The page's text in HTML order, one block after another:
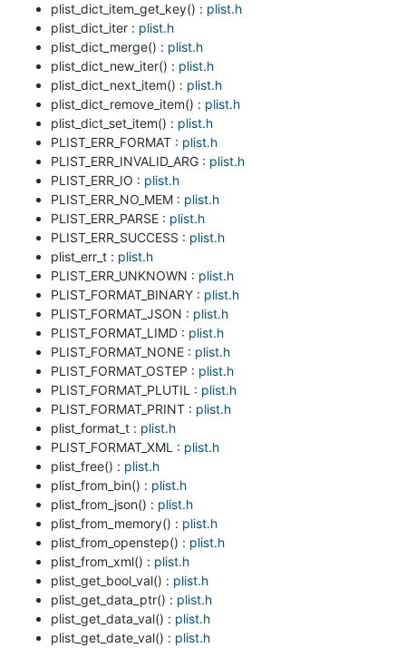
plist_dict_item_get_key() : plist.h
plist_dict_iter : plist.h
plist_dict_merge() : plist.h
plist_dict_new_iter() : plist.h
plist_dict_next_item() : plist.h
plist_dict_remove_item() : plist.h
plist_dict_set_item() : plist.h
PLIST_ERR_FORMAT : plist.h
PLIST_ERR_INVALID_ARG : plist.h
PLIST_ERR_IO : plist.h
PLIST_ERR_NO_MEM : plist.h
PLIST_ERR_PARSE : plist.h
PLIST_ERR_SUCCESS : plist.h
plist_err_t : plist.h
PLIST_ERR_UNKNOWN : plist.h
PLIST_FORMAT_BINARY : plist.h
PLIST_FORMAT_JSON : plist.h
PLIST_FORMAT_LIMD : plist.h
PLIST_FORMAT_NONE : plist.h
PLIST_FORMAT_OSTEP : plist.h
PLIST_FORMAT_PLUTIL : plist.h
PLIST_FORMAT_PRINT : plist.h
plist_format_t : plist.h
PLIST_FORMAT_XML : plist.h
plist_free() : plist.h
plist_from_bin() : plist.h
plist_from_json() : plist.h
plist_from_memory() : plist.h
plist_from_openstep() : plist.h
plist_from_xml() : plist.h
plist_get_bool_val() : plist.h
plist_get_data_ptr() : plist.h
plist_get_data_val() : plist.h
plist_get_date_val() : plist.h